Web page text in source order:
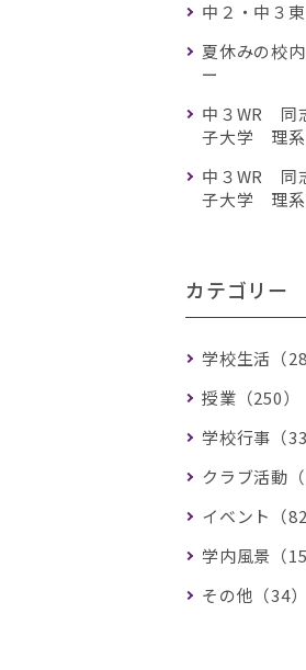
中２・中３
夏休みの校
ー
中３WR 同
子大学 理
中３WR 同
子大学 理
カテゴリー
学校生活（
授業（250）
学校行事（
クラブ活動（
イベント（82
学内風景（
その他（34）